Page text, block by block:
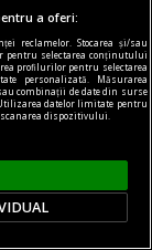
și cât este
produse, ci
nevoile
a oferi:
reclamelor. Stocarea și/sau
pentru selectarea conținutului
profilurilor pentru selectarea
personalizată. Măsurarea
combinații de date din surse
datelor limitate pentru
dispozitivului.